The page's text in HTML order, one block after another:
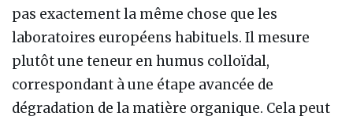
pas exactement la même chose que les
laboratoires européens habituels. Il mesure
plutôt une teneur en humus colloïdal,
correspondant à une étape avancée de
dégradation de la matière organique. Cela peut